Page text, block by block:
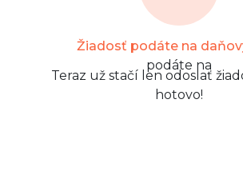
Žiadosť podáte na
Teraz už stačí len odoslať
hotovo!